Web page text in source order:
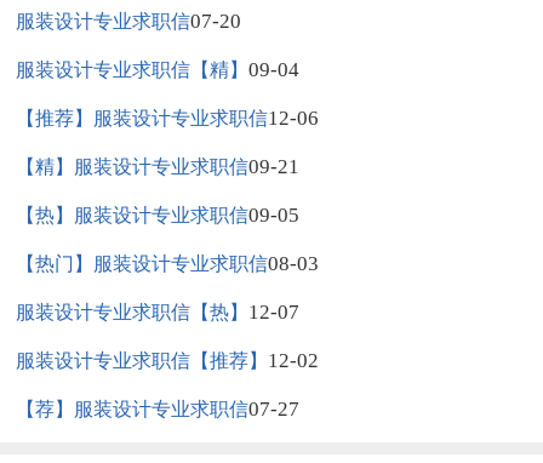
服装设计专业求职信07-20
服装设计专业求职信【精】09-04
【推荐】服装设计专业求职信12-06
【精】服装设计专业求职信09-21
【热】服装设计专业求职信09-05
【热门】服装设计专业求职信08-03
服装设计专业求职信【热】 12-07
服装设计专业求职信【推荐】 12-02
【荐】服装设计专业求职信07-27